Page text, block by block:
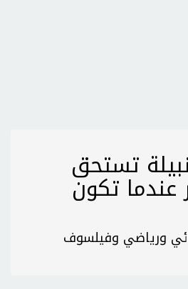
تستحق
تكون
ورياضي وفيلسوف